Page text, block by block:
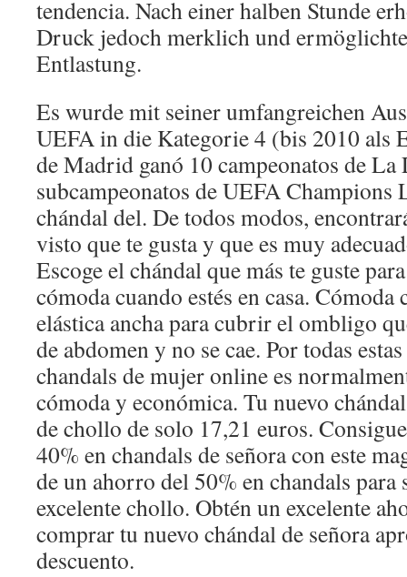
tendencia. Nach einer halben Stunde
Druck jedoch merklich und
Entlastung.
Es wurde mit seiner umfangreichen
UEFA in die Kategorie 4 (bis 2010 als
de Madrid ganó 10 campeonatos de La
subcampeonatos de UEFA Champions
chándal del. De todos modos,
visto que te gusta y que es muy
Escoge el chándal que más te guste
cómoda cuando estés en casa.
elástica ancha para cubrir el ombligo
de abdomen y no se cae. Por todas
chandals de mujer online es
cómoda y económica. Tu nuevo
de chollo de solo 17,21 euros.
40% en chandals de señora con este
de un ahorro del 50% en chandals para
excelente chollo. Obtén un excelente
comprar tu nuevo chándal de señora
descuento.